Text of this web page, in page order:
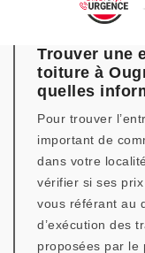
Trouver une
toiture à
quelles
Pour trouver
important de
dans votre
vérifier si ses
vous référant au
d’exécution des
proposées par le